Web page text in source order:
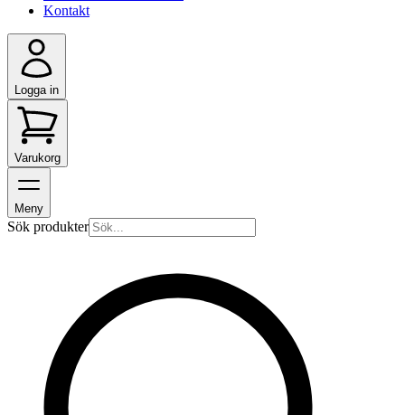
Kontakt
Logga in
Varukorg
Meny
Sök produkter